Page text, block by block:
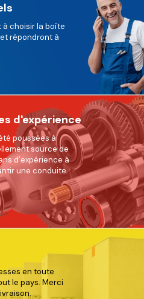
à choisir la boîte
répondront à
d'expérience
poussées à
source de
d’expérience à
une conduite
en toute
le pays. Merci